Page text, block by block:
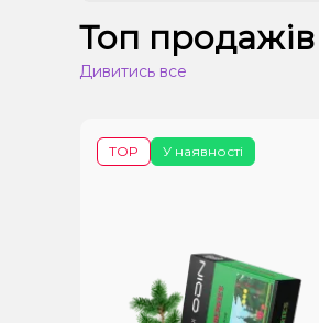
Топ продажів
Дивитись все
У наявності
TOP